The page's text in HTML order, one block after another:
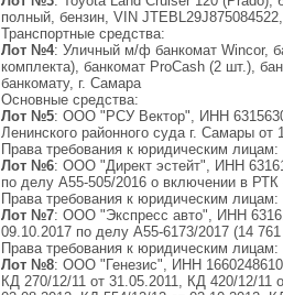
полный, бензин, VIN
Транспортные средства:
Лот №4: Уличный м/ф банкомат Wincor,
комплекта), банкомат ProCash (2 шт.),
банкомату, г. Самара
Основные средства:
Лот №5: ООО "РСУ Вектор", ИНН
Ленинского районного суда г. Самары
Права требования к юридическим лицам:
Лот №6: ООО "Директ эстейт", ИНН
по делу А55-505/2016 о включении в РТК
Права требования к юридическим лицам:
Лот №7: ООО "Экспресс авто", ИНН
09.10.2017 по делу А55-6173/2017 (14
Права требования к юридическим лицам:
Лот №8: ООО "Генезис", ИНН
КД 270/12/11 от 31.05.2011, КД 420/12/11